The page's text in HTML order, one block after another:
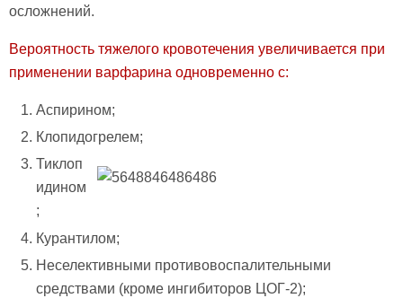
осложнений.
Вероятность тяжелого кровотечения увеличивается при
применении варфарина одновременно с:
Аспирином;
Клопидогрелем;
Тиклоп
идином
;
Курантилом;
Неселективными противовоспалительными
средствами (кроме ингибиторов ЦОГ-2);